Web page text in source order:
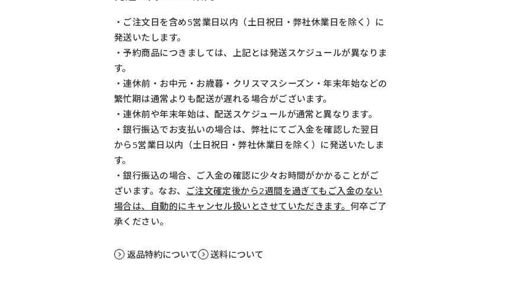
・ご注文日を含め5営業日以内（土日祝日・弊社休業日を除く）に
発送いたします。
・予約商品につきましては、上記とは発送スケジュールが異なりま
す。
・連休前・お中元・お歳暮・クリスマスシーズン・年末年始などの
繁忙期は通常よりも配送が遅れる場合がございます。
・連休前や年末年始は、配送スケジュールが通常と異なります。
・銀行振込でお支払いの場合は、弊社にてご入金を確認した翌日
から5営業日以内（土日祝日・弊社休業日を除く）に発送いたしま
す。
・銀行振込の場合、ご入金の確認に少々お時間がかかることがご
ざいます。なお、
ご注文確定後から2週間を過ぎてもご入金のない
場合は、自動的にキャンセル扱いとさせていただきます。 何卒ご了
承ください。
返品特約について 送料について